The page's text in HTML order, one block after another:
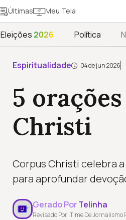
Últimas Meu Tela
Eleições 2026 Política
Espiritualidade 04 de jun 2026
5
Christi
Corpus Christi celebra
para aprofundar
Gerado PorTelinha
Revisado Por: Time De Jornalismo